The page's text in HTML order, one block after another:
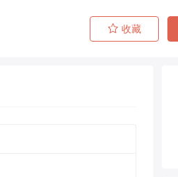
收藏